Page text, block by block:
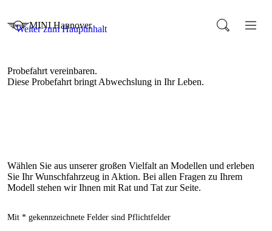
Wählen Sie aus unserer großen Vielfalt an Modellen und erleben
Sie Ihr Wunschfahrzeug in Aktion. Bei allen Fragen zu Ihrem
Modell stehen wir Ihnen mit Rat und Tat zur Seite.